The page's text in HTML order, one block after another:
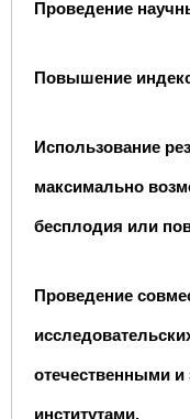
Проведение
Повышение
Использование
максимально
бесплодия или
Проведение
отечественными
институтами.